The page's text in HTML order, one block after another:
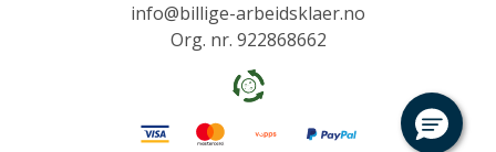
info@billige-arbeidsklaer.no
Org. nr. 922868662